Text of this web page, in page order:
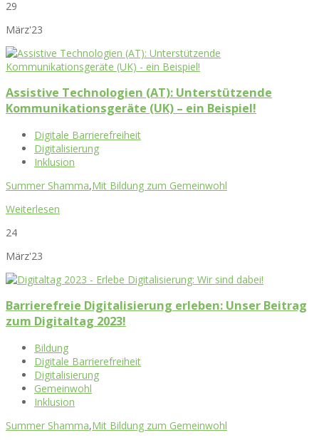
29
März'23
Assistive Technologien (AT): Unterstützende
Kommunikationsgeräte (UK) – ein Beispiel!
Digitale Barrierefreiheit
Digitalisierung
Inklusion
Summer Shamma,Mit Bildung zum Gemeinwohl
Weiterlesen
24
März'23
Barrierefreie Digitalisierung erleben: Unser Beitrag
zum Digitaltag 2023!
Bildung
Digitale Barrierefreiheit
Digitalisierung
Gemeinwohl
Inklusion
Summer Shamma,Mit Bildung zum Gemeinwohl